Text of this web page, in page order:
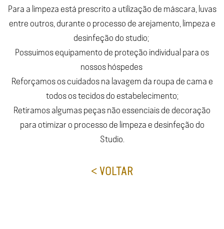
Para a limpeza está prescrito a utilização de máscara, luvas
entre outros, durante o processo de arejamento, limpeza e
desinfeção do studio;
Possuimos equipamento de proteção individual para os
nossos hóspedes
Reforçamos os cuidados na lavagem da roupa de cama e
todos os tecidos do estabelecimento;
Retiramos algumas peças não essenciais de decoração
para otimizar o processo de limpeza e desinfeção do
Studio.
< VOLTAR